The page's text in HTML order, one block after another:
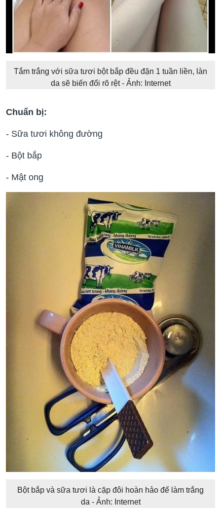
Tắm trắng với sữa tươi bột bắp đều đặn 1 tuần liền, làn
da sẽ biến đổi rõ rệt - Ảnh: Internet
Chuẩn bị:
- Sữa tươi không đường
- Bột bắp
- Mật ong
Bột bắp và sữa tươi là cặp đôi hoàn hảo để làm trắng
da - Ảnh: Internet